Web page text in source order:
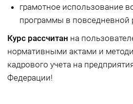
грамотное использование
программы в повседневной
Курс рассчитан на
нормативными актами и
кадрового учета на
Федерации!